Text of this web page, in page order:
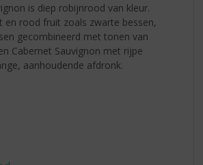
is diep robijnrood van kleur.
en rood fruit zoals zwarte bessen,
gecombineerd met tonen van
Cabernet Sauvignon met rijpe
aanhoudende afdronk.